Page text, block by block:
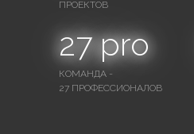
ПРОЕКТОВ
27 pro
КОМАНДА -
27 ПРОФЕССИОНАЛОВ